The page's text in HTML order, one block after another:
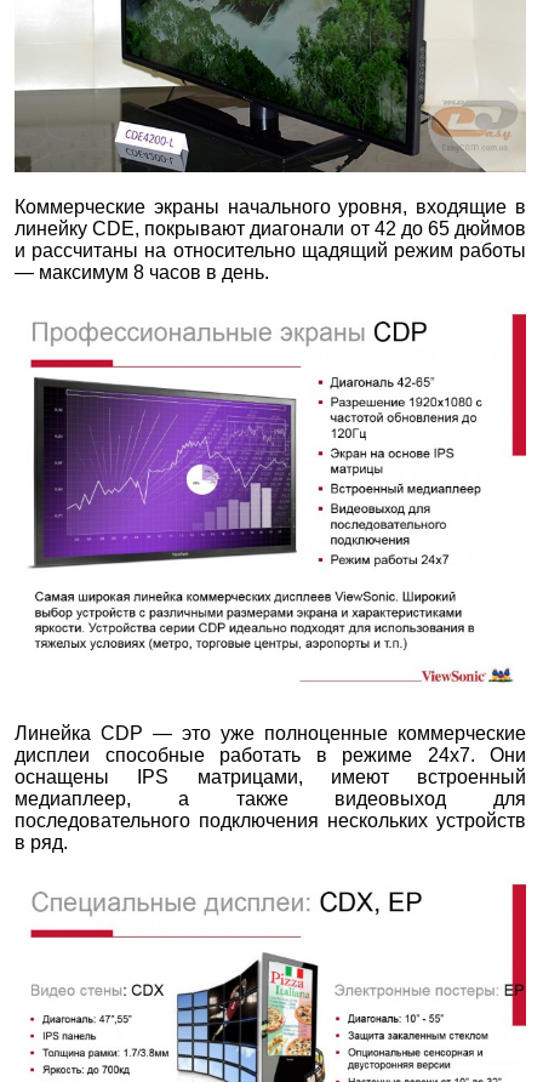
Коммерческие экраны начального уровня, входящие в
линейку CDE, покрывают диагонали от 42 до 65 дюймов
и рассчитаны на относительно щадящий режим работы
— максимум 8 часов в день.
Линейка CDP — это уже полноценные коммерческие
дисплеи способные работать в режиме 24х7. Они
оснащены IPS матрицами, имеют встроенный
медиаплеер, а также видеовыход для
последовательного подключения нескольких устройств
в ряд.